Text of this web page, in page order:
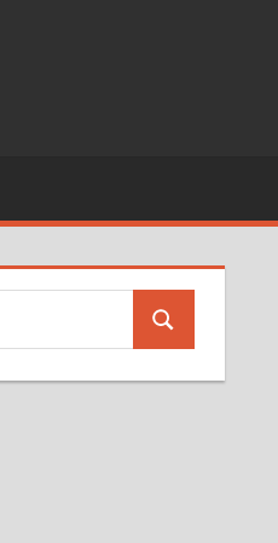
Buscar